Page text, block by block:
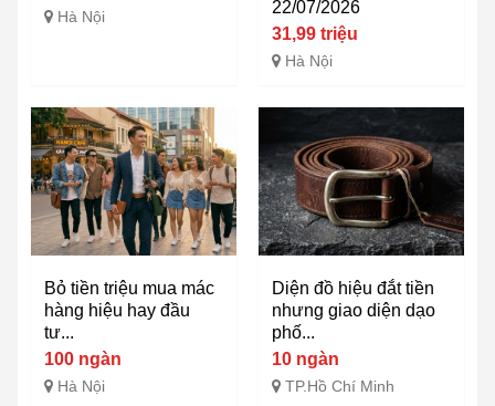
Hà Nội
22/07/2026
31,99 triệu
Hà Nội
Bỏ tiền triệu mua mác
hàng hiệu hay đầu
tư...
100 ngàn
Hà Nội
Diện đồ hiệu đắt tiền
nhưng giao diện dạo
phố...
10 ngàn
TP.Hồ Chí Minh